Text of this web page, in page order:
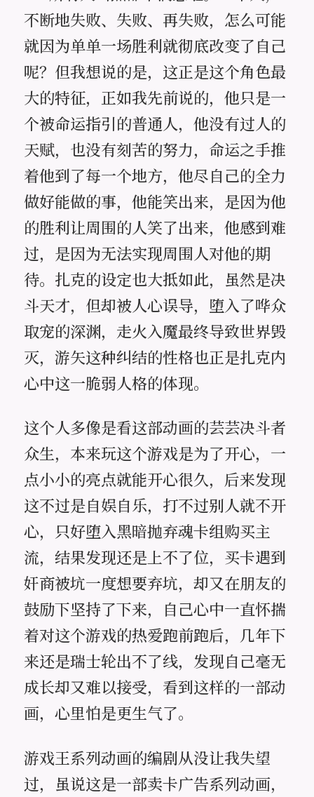
不断地失败、失败、再失败，怎么可能
就因为单单一场胜利就彻底改变了自己
呢？但我想说的是，这正是这个角色最
大的特征，正如我先前说的，他只是一
个被命运指引的普通人，他没有过人的
天赋，也没有刻苦的努力，命运之手推
着他到了每一个地方，他尽自己的全力
做好能做的事，他能笑出来，是因为他
的胜利让周围的人笑了出来，他感到难
过，是因为无法实现周围人对他的期
待。扎克的设定也大抵如此，虽然是决
斗天才，但却被人心误导，堕入了哗众
取宠的深渊，走火入魔最终导致世界毁
灭，游矢这种纠结的性格也正是扎克内
心中这一脆弱人格的体现。
这个人多像是看这部动画的芸芸决斗者
众生，本来玩这个游戏是为了开心，一
点小小的亮点就能开心很久，后来发现
这不过是自娱自乐，打不过别人就不开
心，只好堕入黑暗抛弃魂卡组购买主
流，结果发现还是上不了位，买卡遇到
奸商被坑一度想要弃坑，却又在朋友的
鼓励下坚持了下来，自己心中一直怀揣
着对这个游戏的热爱跑前跑后，几年下
来还是瑞士轮出不了线，发现自己毫无
成长却又难以接受，看到这样的一部动
画，心里怕是更生气了。
游戏王系列动画的编剧从没让我失望
过，虽说这是一部卖卡广告系列动画，